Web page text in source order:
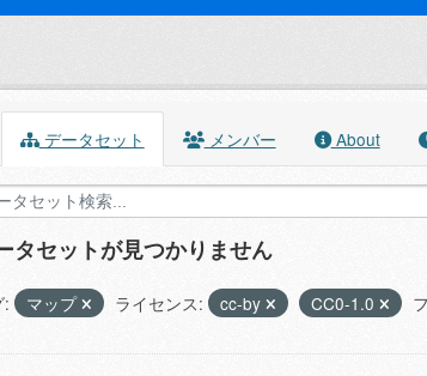
データセット メンバー About
タセットが見つかりません
: マップ ライセンス: cc-by CC0-1.0